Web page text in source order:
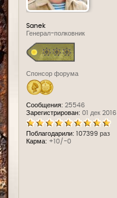
Sanek
Генерал-полковник
Спонсор форума
Сообщения: 25546
Зарегистрирован: 01 дек 2016
Поблагодарили: 107399 раз
Карма: +10/-0